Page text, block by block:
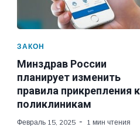
ЗАКОН
Минздрав России
планирует изменить
правила прикрепления к
поликлиникам
Февраль 15, 2025 1 мин чтения